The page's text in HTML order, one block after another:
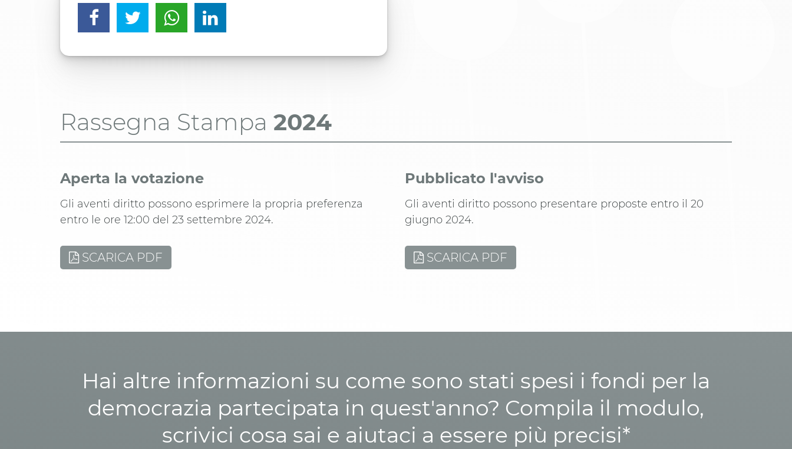
Rassegna Stampa 2024
Aperta la votazione
Gli aventi diritto possono esprimere la propria preferenza
entro le ore 12:00 del 23 settembre 2024.
SCARICA PDF
Pubblicato l'avviso
Gli aventi diritto possono presentare proposte entro il 20
giugno 2024.
SCARICA PDF
Hai altre informazioni su come sono stati spesi i fondi per la
democrazia partecipata in quest'anno? Compila il modulo,
scrivici cosa sai e aiutaci a essere più precisi*